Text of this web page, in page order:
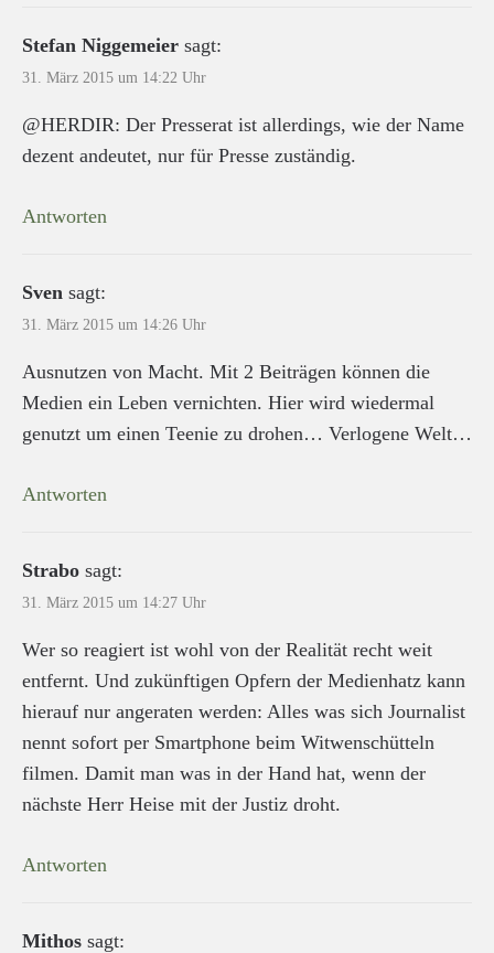
Stefan Niggemeier sagt:
31. März 2015 um 14:22 Uhr
@HERDIR: Der Presserat ist allerdings, wie der Name
dezent andeutet, nur für Presse zuständig.
Antworten
Sven sagt:
31. März 2015 um 14:26 Uhr
Ausnutzen von Macht. Mit 2 Beiträgen können die
Medien ein Leben vernichten. Hier wird wiedermal
genutzt um einen Teenie zu drohen… Verlogene Welt…
Antworten
Strabo sagt:
31. März 2015 um 14:27 Uhr
Wer so reagiert ist wohl von der Realität recht weit
entfernt. Und zukünftigen Opfern der Medienhatz kann
hierauf nur angeraten werden: Alles was sich Journalist
nennt sofort per Smartphone beim Witwenschütteln
filmen. Damit man was in der Hand hat, wenn der
nächste Herr Heise mit der Justiz droht.
Antworten
Mithos sagt: